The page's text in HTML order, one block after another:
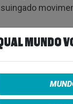
Sallun e
com
Banzzai,
Baquetá,
Mitay,
MUNDO